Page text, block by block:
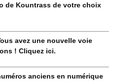
de Kountrass de votre choix
avez une nouvelle voie
! Cliquez ici.
anciens en numérique